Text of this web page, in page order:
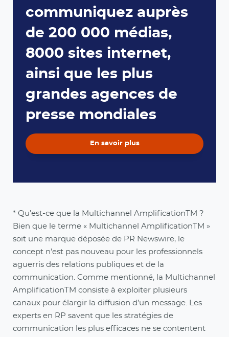
communiquez auprès
de 200 000 médias,
8000 sites internet,
ainsi que les plus
grandes agences de
presse mondiales
En savoir plus
* Qu’est-ce que la Multichannel AmplificationTM ?
Bien que le terme « Multichannel AmplificationTM »
soit une marque déposée de PR Newswire, le
concept n’est pas nouveau pour les professionnels
aguerris des relations publiques et de la
communication. Comme mentionné, la Multichannel
AmplificationTM consiste à exploiter plusieurs
canaux pour élargir la diffusion d’un message. Les
experts en RP savent que les stratégies de
communication les plus efficaces ne se contentent